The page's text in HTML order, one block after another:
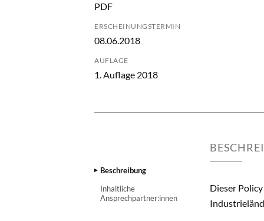
PDF
ERSCHEINUNGSTERMIN
08.06.2018
AUFLAGE
1. Auflage 2018
Beschreibung
Inhaltliche
Ansprechpartner:innen
Dieser